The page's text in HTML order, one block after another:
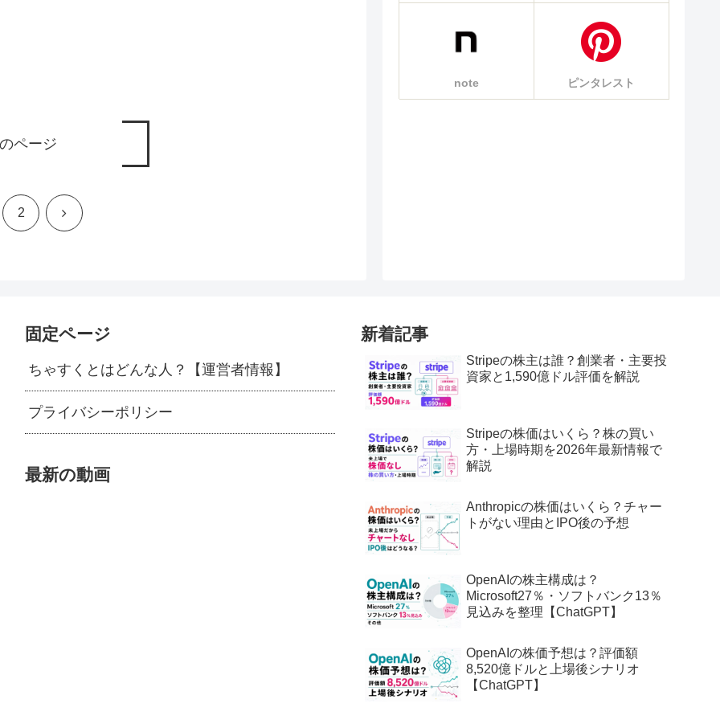
ページ
2 次
note ピンタレスト
固定ページ
ちゃすくとはどんな人？【運営者情報】
プライバシーポリシー
最新の動画
新着記事
Stripeの株主は誰？創業者・主要投
資家と1,590億ドル評価を解説
Stripeの株価はいくら？株の買い
方・上場時期を2026年最新情報で
解説
Anthropicの株価はいくら？チャー
トがない理由とIPO後の予想
OpenAIの株主構成は？
Microsoft27％・ソフトバンク13％
見込みを整理【ChatGPT】
OpenAIの株価予想は？評価額
8,520億ドルと上場後シナリオ
【ChatGPT】